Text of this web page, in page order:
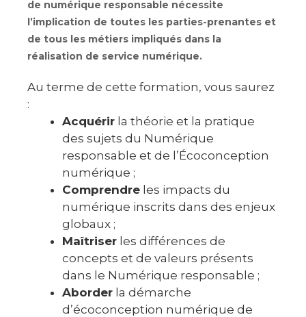
de numérique responsable nécessite
l’implication de toutes les parties-prenantes et
de tous les métiers impliqués dans la
réalisation de service numérique.
Au terme de cette formation, vous saurez
:
Acquérir la théorie et la pratique
des sujets du Numérique
responsable et de l’Écoconception
numérique ;
Comprendre les impacts du
numérique inscrits dans des enjeux
globaux ;
Maîtriser les différences de
concepts et de valeurs présents
dans le Numérique responsable ;
Aborder la démarche
d’écoconception numérique de